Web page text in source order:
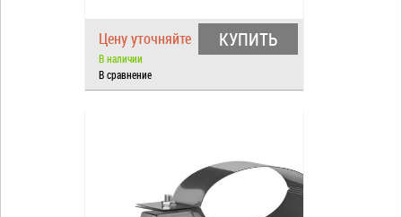
Цену уточняйте
В наличии
КУПИТЬ
В сравнение